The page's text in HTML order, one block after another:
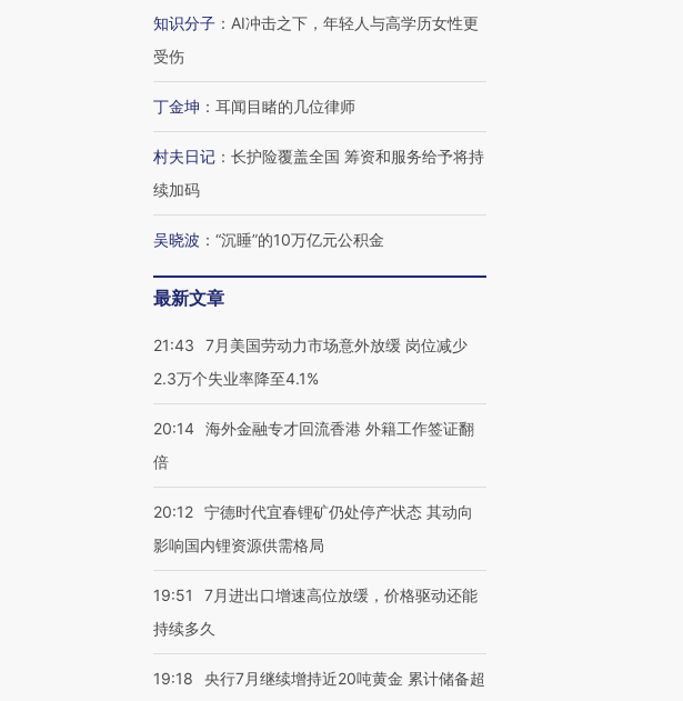
知识分子 ： AI冲击之下，年轻人与高学历女性更
受伤
丁金坤 ： 耳闻目睹的几位律师
村夫日记 ： 长护险覆盖全国 筹资和服务给予将持
续加码
吴晓波 ： “沉睡”的10万亿元公积金
最新文章
21:43
7月美国劳动力市场意外放缓 岗位减少
2.3万个失业率降至4.1%
20:14 海外金融专才回流香港 外籍工作签证翻
倍
20:12 宁德时代宜春锂矿仍处停产状态 其动向
影响国内锂资源供需格局
19:51
7月进出口增速高位放缓，价格驱动还能
持续多久
19:18
央行7月继续增持近20吨黄金 累计储备超